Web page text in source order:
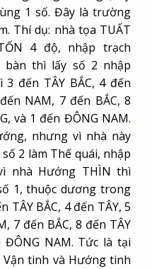
1 số. Đây là trường
Thí dụ: nhà tọa TUẤT
4 độ, nhập trạch
bàn thì lấy số 2 nhập
đến TÂY BẮC, 4 đến
NAM, 7 đến BẮC, 8
và 1 đến ĐÔNG NAM.
nhưng vì nhà này
2 làm Thế quái, nhập
nhà Hướng THÌN thì
1, thuộc dương trong
TÂY BẮC, 4 đến TÂY, 5
7 đến BẮC, 8 đến TÂY
NAM. Tức là tại
tinh và Hướng tinh